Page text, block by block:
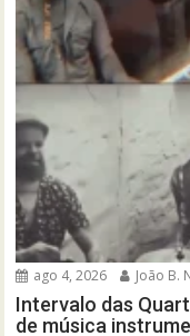
ago 4, 2026 João B.
Intervalo das
de música